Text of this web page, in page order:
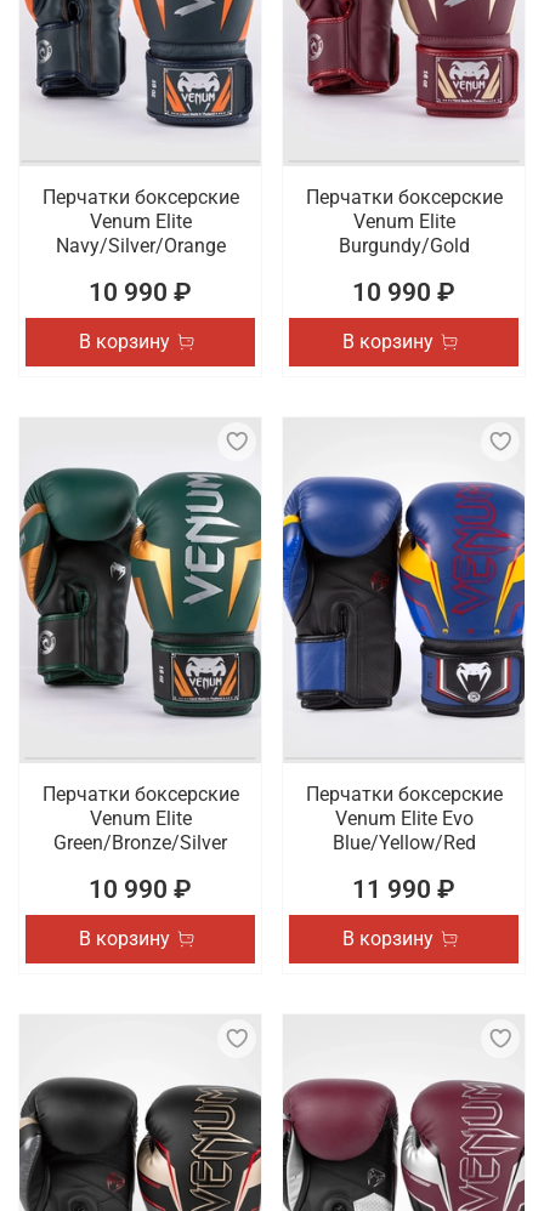
Перчатки боксерские
Venum Elite
Navy/Silver/Orange
10 990 ₽
В корзину
Перчатки боксерские
Venum Elite
Burgundy/Gold
10 990 ₽
В корзину
Перчатки боксерские
Venum Elite
Green/Bronze/Silver
10 990 ₽
В корзину
Перчатки боксерские
Venum Elite Evo
Blue/Yellow/Red
11 990 ₽
В корзину